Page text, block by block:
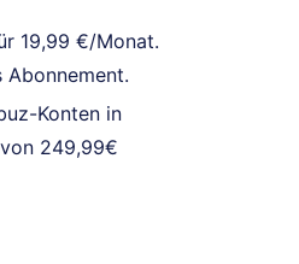
19,99 €/Monat.
Konten in
249,99€